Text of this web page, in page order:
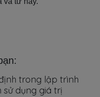
trong lập trình
sử dụng giá trị